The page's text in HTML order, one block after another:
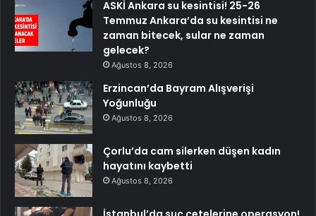
ASKİ Ankara su kesintisi! 25-26
Temmuz Ankara’da su kesintisi ne
zaman bitecek, sular ne zaman
gelecek?
Ağustos 8, 2026
Erzincan’da Bayram Alışverişi
Yoğunluğu
Ağustos 8, 2026
Çorlu’da cam silerken düşen kadın
hayatını kaybetti
Ağustos 8, 2026